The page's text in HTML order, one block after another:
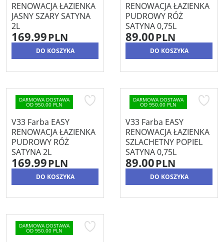
RENOWACJA ŁAZIENKA
JASNY SZARY SATYNA
2L
169.99PLN
DO KOSZYKA
RENOWACJA ŁAZIENKA
PUDROWY RÓŻ
SATYNA 0,75L
89.00PLN
DO KOSZYKA
DARMOWA DOSTAWA
OD 950.00 PLN
V33 Farba EASY
RENOWACJA ŁAZIENKA
PUDROWY RÓŻ
SATYNA 2L
169.99PLN
DO KOSZYKA
DARMOWA DOSTAWA
OD 950.00 PLN
V33 Farba EASY
RENOWACJA ŁAZIENKA
SZLACHETNY POPIEL
SATYNA 0,75L
89.00PLN
DO KOSZYKA
DARMOWA DOSTAWA
OD 950.00 PLN